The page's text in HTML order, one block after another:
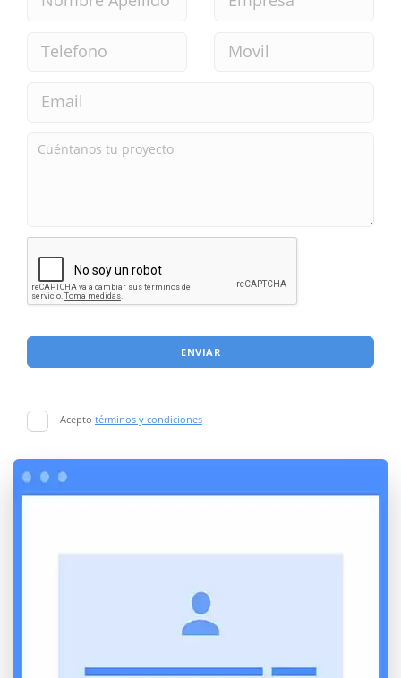
ENVIAR
Acepto términos y condiciones